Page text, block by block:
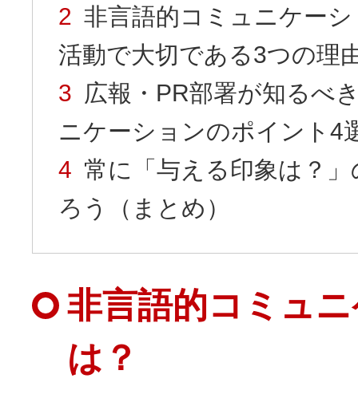
非言語的コミュニケー
活動で大切である3つの理
広報・PR部署が知るべ
ニケーションのポイント4
常に「与える印象は？
ろう（まとめ）
非言語的コミュ
は？